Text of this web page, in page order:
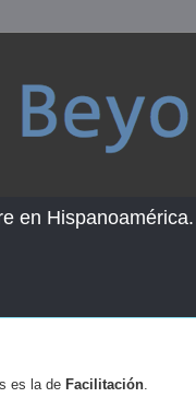
en Hispanoamérica.
es la de Facilitación.